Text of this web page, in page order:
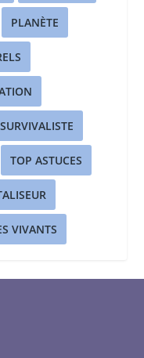
PLANÈTE
SURVIVALISTE
TOP ASTUCES
VIVANTS